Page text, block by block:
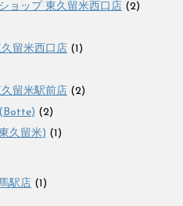
ョップ 東久留米西口店 (2)
留米西口店 (1)
留米駅前店 (2)
(2)
久留米) (1)
駅店 (1)